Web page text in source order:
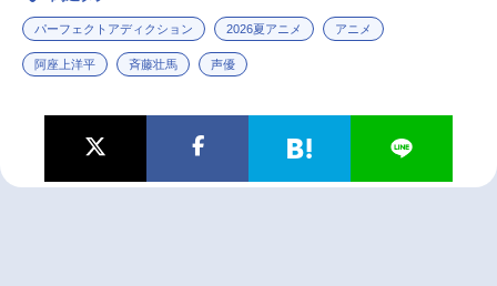
パーフェクトアディクション 2026夏アニメ アニメ
阿座上洋平 斉藤壮馬 声優